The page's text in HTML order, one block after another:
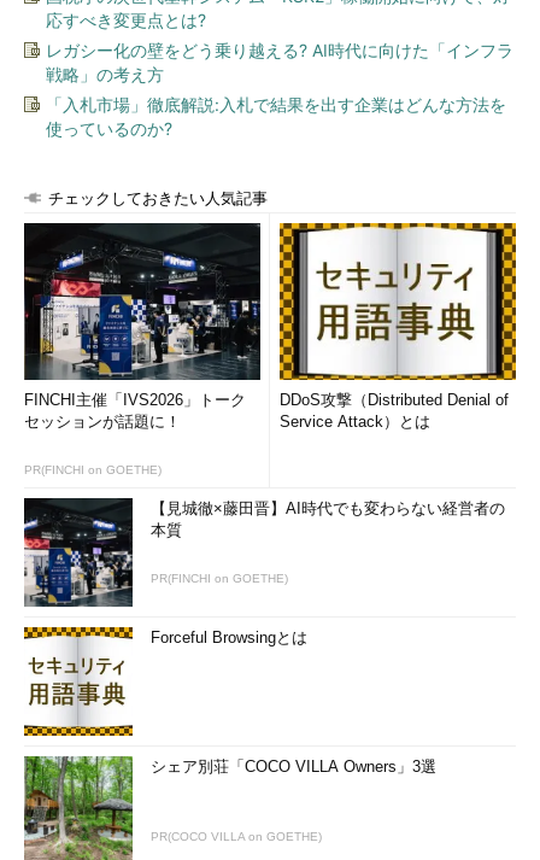
応すべき変更点とは?
レガシー化の壁をどう乗り越える? AI時代に向けた「インフラ
戦略」の考え方
「入札市場」徹底解説:入札で結果を出す企業はどんな方法を
使っているのか?
チェックしておきたい人気記事
FINCHI主催「IVS2026」トーク
セッションが話題に！
PR(FINCHI on GOETHE)
DDoS攻撃（Distributed Denial of
Service Attack）とは
【見城徹×藤田晋】AI時代でも変わらない経営者の
本質
PR(FINCHI on GOETHE)
Forceful Browsingとは
シェア別荘「COCO VILLA Owners」3選
PR(COCO VILLA on GOETHE)